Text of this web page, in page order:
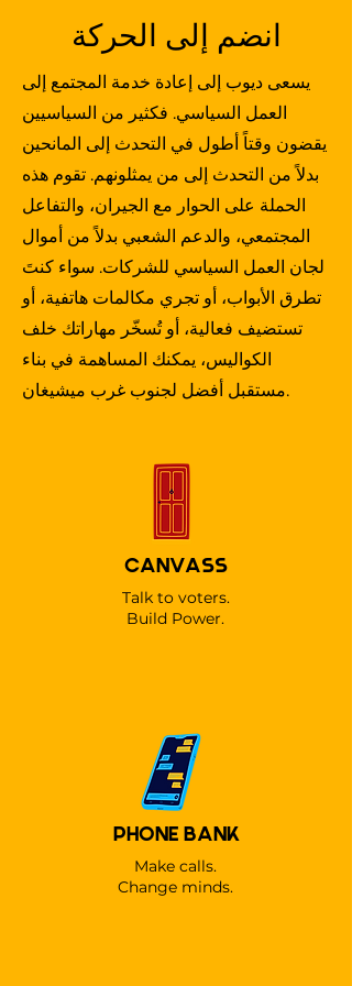
إجراءات فعّالة. هناك تعلّم كيفية بناء
التحالفات، وإيجاد أرضية مشتركة،
وتحقيق النتائج مع الحفاظ على المساءلة
أمام ناخبيه في دائرته الانتخابية.
انضم إلى الحركة
يسعى ديوب إلى إعادة خدمة المجتمع إلى
العمل السياسي. فكثير من السياسيين
يقضون وقتاً أطول في التحدث إلى المانحين
بدلاً من التحدث إلى من يمثلونهم. تقوم هذه
الحملة على الحوار مع الجيران، والتفاعل
المجتمعي، والدعم الشعبي بدلاً من أموال
لجان العمل السياسي للشركات. سواء كنتَ
تطرق الأبواب، أو تجري مكالمات هاتفية، أو
تستضيف فعالية، أو تُسخّر مهاراتك خلف
الكواليس، يمكنك المساهمة في بناء
مستقبل أفضل لجنوب غرب ميشيغان.
CANVASS
Talk to voters.
Build Power.
PHONE BANK
Make calls.
Change minds.